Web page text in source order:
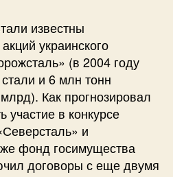
известны
украинского
(в 2004 году
и 6 млн тонн
Как прогнозировал
участие в конкурсе
и
фонд госимущества
договоры с еще двумя